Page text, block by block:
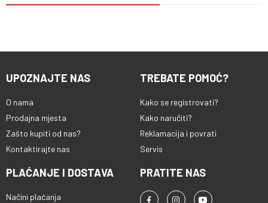
UPOZNAJTE NAS
O nama
Prodajna mjesta
Zašto kupiti od nas?
Kontaktirajte nas
TREBATE POMOĆ?
Kako se registrovati?
Kako naručiti?
Reklamacija i povrati
Servis
PLAĆANJE I DOSTAVA
Načini plaćanja
PRATITE NAS